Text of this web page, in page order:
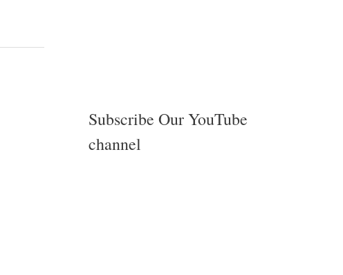
Subscribe Our YouTube
channel